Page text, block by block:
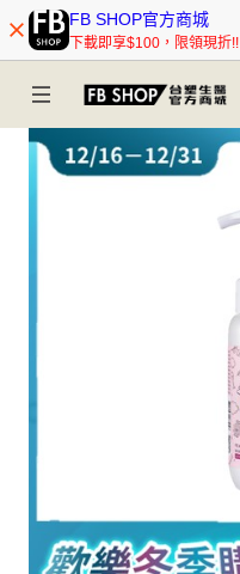
FB SHOP官方商城
下載即享$100，限領現折!!